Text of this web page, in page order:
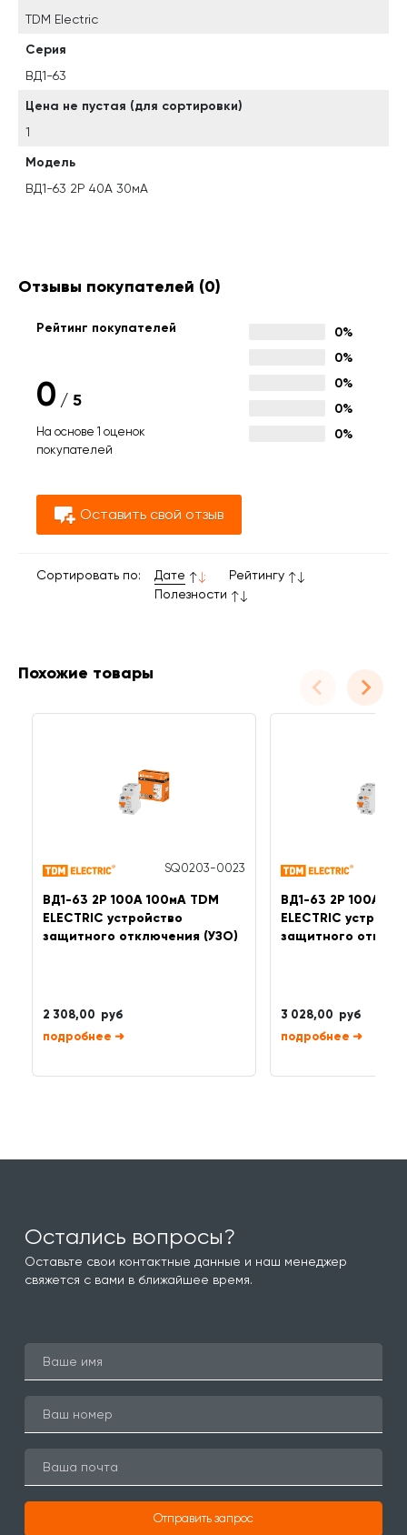
TDM Electric
Серия
ВД1-63
Цена не пустая (для сортировки)
1
Модель
ВД1-63 2Р 40А 30мА
Отзывы покупателей (0)
Рейтинг покупателей
0 / 5
На основе 1 оценок
покупателей
0%
0%
0%
0%
0%
Оставить свой отзыв
Сортировать по: Дате
Рейтингу
Полезности
Похожие товары
SQ0203-0023
ВД1-63 2Р 100А 100мА TDM
ELECTRIC устройство
защитного отключения (УЗО)
2 308,00 руб
➜
ВД1-63 2Р 100А
ELECTRIC
защитного
3 028,00 руб
➜
Остались вопросы?
Оставьте свои контактные данные и наш менеджер
свяжется с вами в ближайшее время.
Отправить запрос